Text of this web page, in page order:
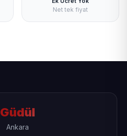
Net tek fiyat
Güdül
Ankara